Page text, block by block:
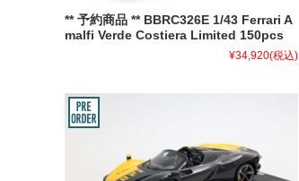
** 予約商品 ** BBRC326E 1/43 Ferrari A
malfi Verde Costiera Limited 150pcs
¥34,920(税込)